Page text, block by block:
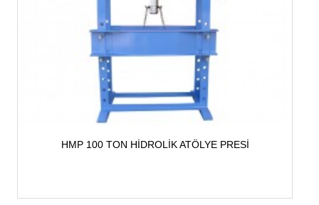
HMP 100 TON HİDROLİK ATÖLYE PRESİ